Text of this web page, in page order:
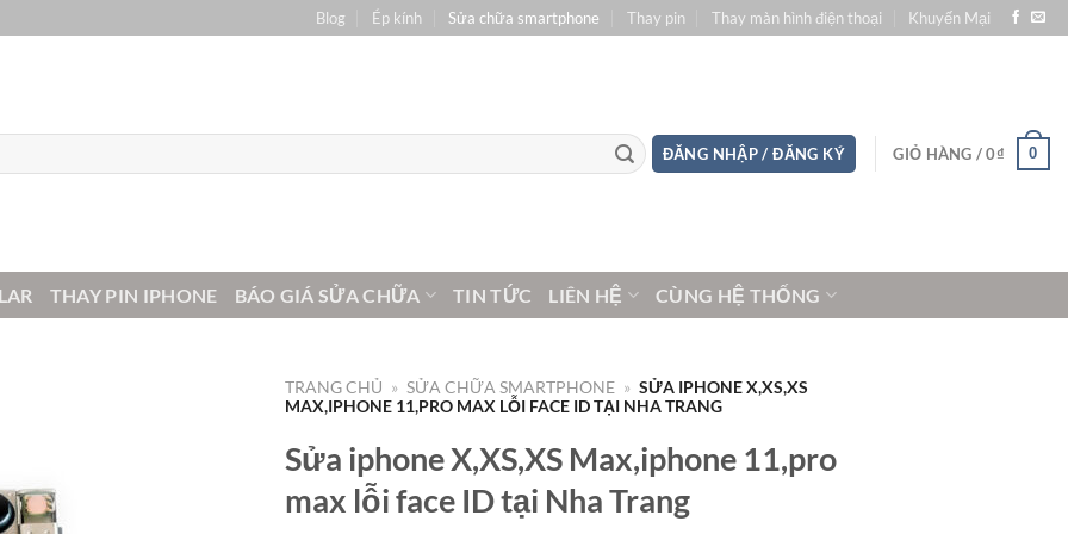
Blog Ép kính Sửa chữa smartphone Thay pin Thay màn hình điện thoại Khuyến Mại
ĐĂNG NHẬP / ĐĂNG KÝ GIỎ HÀNG /0₫ 0
THAY PIN IPHONE BÁO GIÁ SỬA CHỮA TIN TỨC LIÊN HỆ CÙNG HỆ THỐNG
TRANG CHỦ » SỬA CHỮA SMARTPHONE » SỬA IPHONE X,XS,XS
MAX,IPHONE 11,PRO MAX LỖI FACE ID TẠI NHA TRANG
Sửa iphone X,XS,XS Max,iphone 11,pro
max lỗi face ID tại Nha Trang